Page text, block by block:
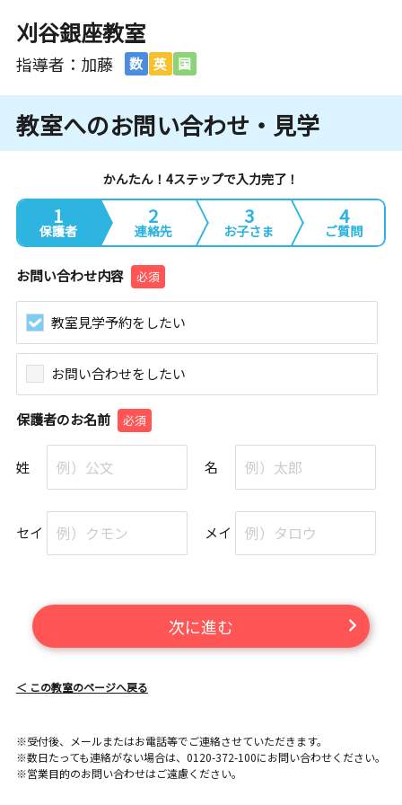
刈谷銀座教室
指導者：加藤 数 英 国
教室へのお問い合わせ・見学
かんたん！4ステップで入力完了！
1
保護者
2
連絡先
3
お子さま
4
ご質問
お問い合わせ内容 必須
教室見学予約をしたい
お問い合わせをしたい
保護者のお名前 必須
姓 名
セイ メイ
次に進む
＜ この教室のページへ戻る
※受付後、メールまたはお電話等でご連絡させていただきます。
※数日たっても連絡がない場合は、0120-372-100にお問い合わせください。
※営業目的のお問い合わせはご遠慮ください。